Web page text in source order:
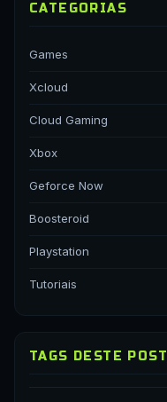
CATEGORIAS
Games
Xcloud
Cloud Gaming
Xbox
Geforce Now
Boosteroid
Playstation
Tutoriais
TAGS DESTE POST